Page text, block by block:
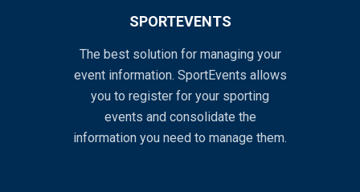
SPORTEVENTS
The best solution for managing your
event information. SportEvents allows
you to register for your sporting
events and consolidate the
information you need to manage them.